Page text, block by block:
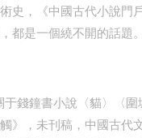
史，《中國古代小說門
都是一個繞不開的話題。
于錢鐘書小說〈貓〉〈
》，未刊稿，中國古代